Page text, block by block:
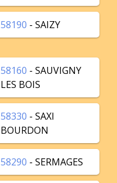
58190 - SAIZY
58160 - SAUVIGNY
LES BOIS
58330 - SAXI
BOURDON
58290 - SERMAGES